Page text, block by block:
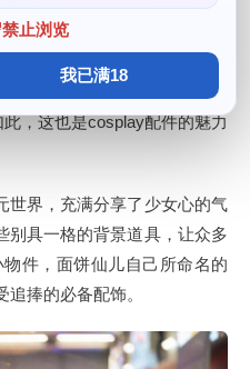
止浏览
我已满18
美的完美结合。
精选，也十分耐看精选，就
，一位活跃在cos圈的小姐
，这也是cosplay配件的魅力
世界，充满分享了少女心的气
别具一格的背景道具，让众多
件，面饼仙儿自己所命名的
追捧的必备配饰。